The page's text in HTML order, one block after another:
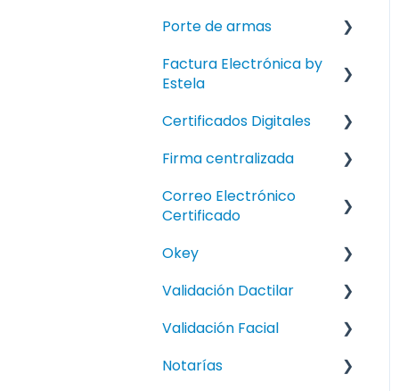
Porte de armas
How To
Factura Electrónica by
Estela
FAQ
How To
Certificados Digitales
FAQ
Manual
Firma centralizada
FAQ
Correo Electrónico
Certificado
How To
Knowledge Error
Okey
Manuales
Validación Dactilar
FAQ
Knowledge Error
Validación Facial
How To
Notarías